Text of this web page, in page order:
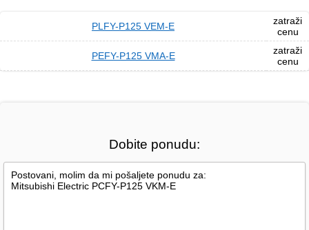
PLFY-P125 VEM-E
zatraži
cenu
PEFY-P125 VMA-E
zatraži
cenu
Dobite ponudu: